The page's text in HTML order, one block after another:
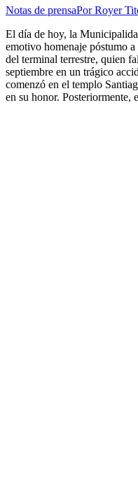
Notas de prensaPorRoyer
El día de hoy, la
emotivo homenaje póstumo
del terminal terrestre, quien
septiembre en un trágico
comenzó en el templo
en su honor.